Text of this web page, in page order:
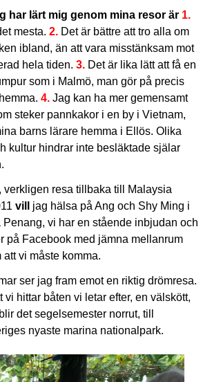
har lärt mig genom mina resor är 1.
mesta. 2. Det är bättre att tro alla om
ibland, än att vara misstänksam mot
hela tiden. 3. Det är lika lätt att få en
som i Malmö, man gör på precis
4. Jag kan ha mer gemensamt
steker pannkakor i en by i Vietnam,
barns lärare hemma i Ellös. Olika
kultur hindrar inte besläktade själar
verkligen resa tillbaka till Malaysia
vill
jag hälsa på Ang och Shy Ming i
vi har en stående inbjudan och
på Facebook med jämna mellanrum
vi måste komma.
ser jag fram emot en riktig drömresa.
vi hittar båten vi letar efter, en välskött,
det segelsemester norrut, till
nyaste marina nationalpark.